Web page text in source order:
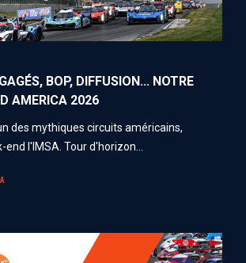
BOP, DIFFUSION... NOTRE
AMERICA 2026
des mythiques circuits américains,
l'IMSA. Tour d'horizon...